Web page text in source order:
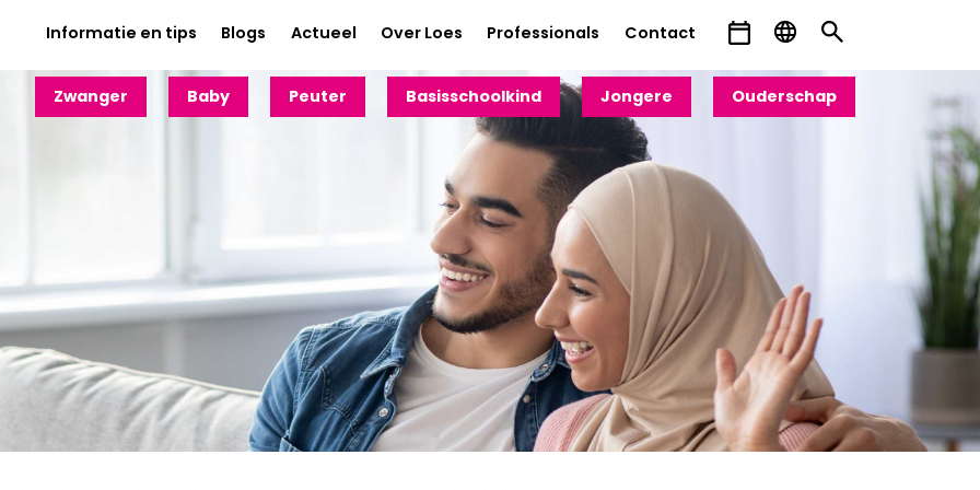
Informatie en tips Blogs Actueel Over Loes Professionals Contact
Zwanger Baby Peuter Basisschoolkind Jongere Ouderschap